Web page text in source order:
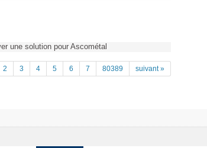
une solution pour Ascométal
2 3 4 5 6 7 80389 suivant »